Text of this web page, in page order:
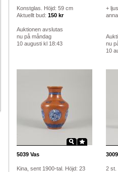
Konstglas. Höjd: 59 cm
Aktuellt bud: 150 kr
Auktionen avslutas
nu på måndag
10 augusti kl 18:43
+
nu
10
5039 Vas
Kina, sent 1900-tal. Höjd: 23
3009
2 st.